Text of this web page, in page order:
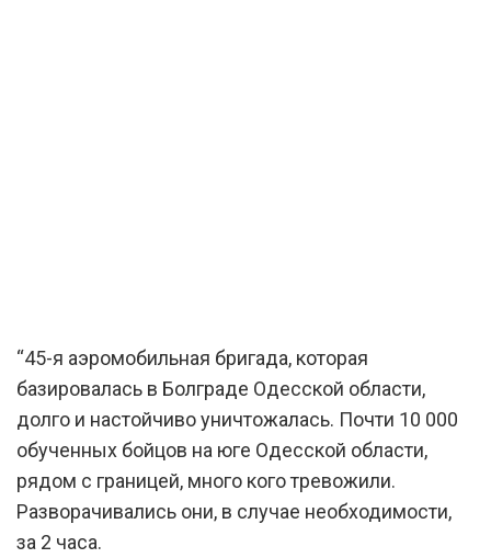
“45-я аэромобильная бригада, которая
базировалась в Болграде Одесской области,
долго и настойчиво уничтожалась. Почти 10 000
обученных бойцов на юге Одесской области,
рядом с границей, много кого тревожили.
Разворачивались они, в случае необходимости,
за 2 часа.